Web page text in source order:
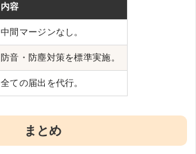
内容
中間マージンなし。
防音・防塵対策を標準実施。
全ての届出を代行。
まとめ